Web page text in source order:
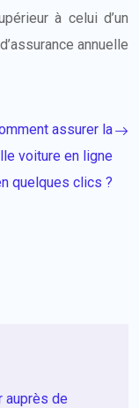
à celui d’un
annuelle
assurer la
voiture en ligne
quelques clics ?
auprès de